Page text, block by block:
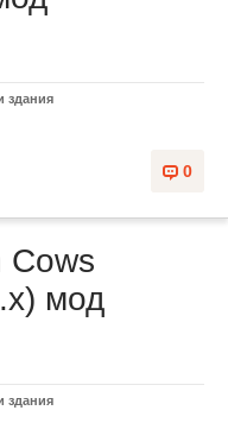
здания
0
Cows
мод
здания